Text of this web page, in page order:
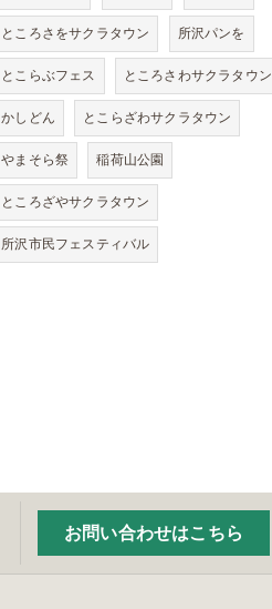
ところさをサクラタウン 所沢パンを
とこらぶフェス ところさわサクラタウン
かしどん とこらざわサクラタウン
やまそら祭 稲荷山公園
ところざやサクラタウン
所沢市民フェスティバル
お問い合わせはこちら